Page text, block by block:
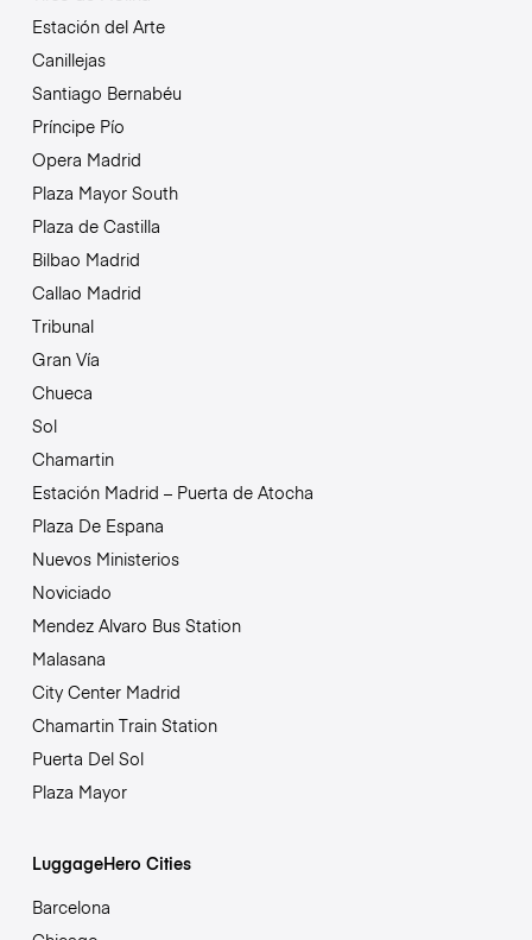
Estación del Arte
Canillejas
Santiago Bernabéu
Príncipe Pío
Opera Madrid
Plaza Mayor South
Plaza de Castilla
Bilbao Madrid
Callao Madrid
Tribunal
Gran Vía
Chueca
Sol
Chamartin
Estación Madrid – Puerta de Atocha
Plaza De Espana
Nuevos Ministerios
Noviciado
Mendez Alvaro Bus Station
Malasana
City Center Madrid
Chamartin Train Station
Puerta Del Sol
Plaza Mayor
LuggageHero Cities
Barcelona